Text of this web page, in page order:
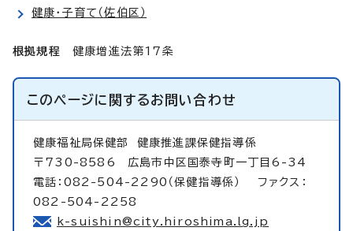
健康・子育て（佐伯区）
根拠規程 健康増進法第17条
このページに関するお問い合わせ
健康福祉局保健部 健康推進課保健指導係
〒730-8586 広島市中区国泰寺町一丁目6-34
電話：082-504-2290（保健指導係） ファクス：
082-504-2258
k-suishin@city.hiroshima.lg.jp